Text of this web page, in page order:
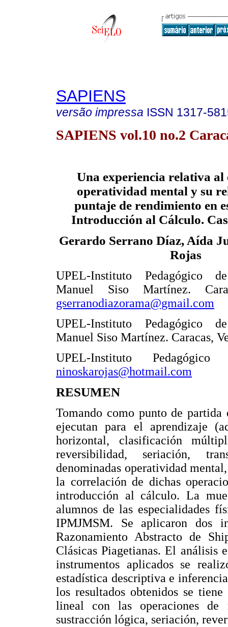
SAPIENS
versão impressa ISSN 1317-
SAPIENS vol.10 no.2
Una experiencia relativa al
operatividad mental y su
puntaje de rendimiento en
Introducción al Cálculo.
Gerardo Serrano Díaz, Aída
Rojas
UPEL-Instituto Pedagógico
Manuel Siso Martínez.
gserranodiazorama@gmail.com
UPEL-Instituto Pedagógico
Manuel Siso Martínez. Caracas,
UPEL-Instituto
ninoskarojas@hotmail.com
RESUMEN
Tomando como punto de
ejecutan para el aprendizaje
horizontal, clasificación
reversibilidad, seriación,
denominadas operatividad
la correlación de dichas
introducción al cálculo. La
alumnos de las especialidades
IPMJMSM. Se aplicaron dos
Razonamiento Abstracto de
Clásicas Piagetianas. El análisis
instrumentos aplicados se
estadística descriptiva e
los resultados obtenidos se
lineal con las operaciones de
sustracción lógica, seriación,